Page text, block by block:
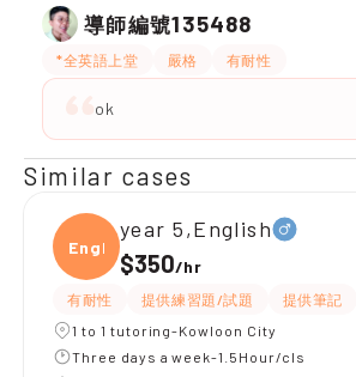
導師編號135488
*全英語上堂 嚴格 有耐性
ok
Similar cases
Engli
year 5,English
$350/hr
有耐性 提供練習題/試題 提供筆記
1 to 1 tutoring-Kowloon City
Three days a week-1.5Hour/cls